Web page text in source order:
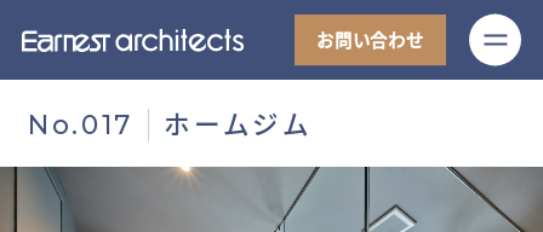
お問い合わせ
No.017 ホームジム